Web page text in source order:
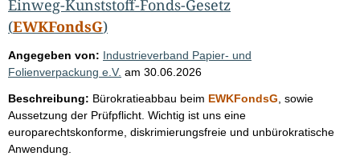
n
i
s
s
e
p
Einweg-Kunststoff-Fonds-Gesetz
(EWKFondsG)
Angegeben von: Industrieverband Papier- und
Folienverpackung e.V. am 30.06.2026
Beschreibung: Bürokratieabbau beim EWKFondsG , sowie
Aussetzung der Prüfpflicht. Wichtig ist uns eine
europarechtskonforme, diskrimierungsfreie und unbürokratische
Anwendung.